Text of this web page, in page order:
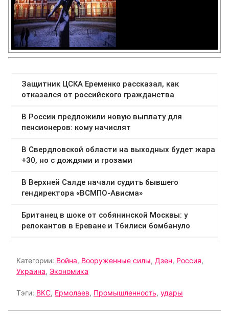
Категории: Война, Вооруженные силы, Дзен, Россия,
Украина, Экономика
Тэги: ВКС, Ермолаев, Промышленность, удары